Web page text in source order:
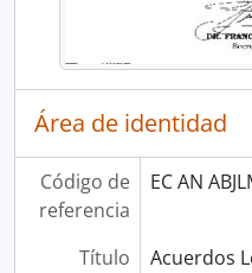
Área de identidad
Código de
referencia
EC AN
Título
Acuerdos